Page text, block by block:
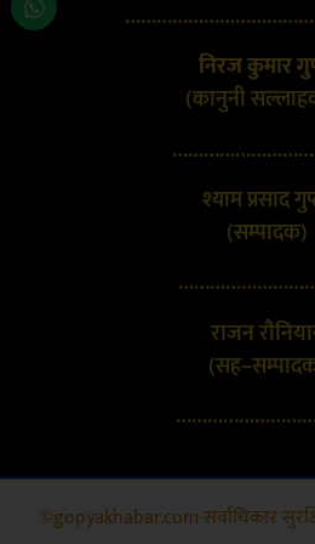
निरज कुमार
(कानुनी
श्याम प्रसाद
(सम्पादक)
राजन
©gopyakhabar.com सर्वाधिकार